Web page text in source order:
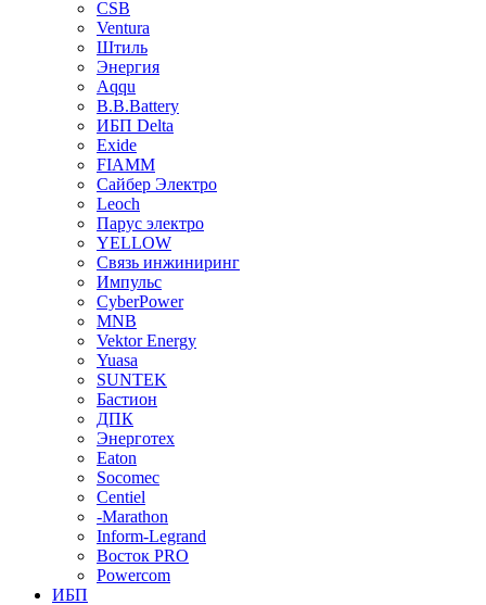
CSB
Ventura
Штиль
Энергия
Aqqu
B.B.Bаttery
ИБП Delta
Exide
FIAMM
Сайбер Электро
Leoch
Парус электро
YELLOW
Связь инжиниринг
Импульс
CyberPower
MNB
Vektor Energy
Yuasa
SUNTEK
Бастион
ДПК
Энерготех
Eaton
Socomec
Centiel
-Marathon
Inform-Legrand
Восток PRO
Powercom
ИБП